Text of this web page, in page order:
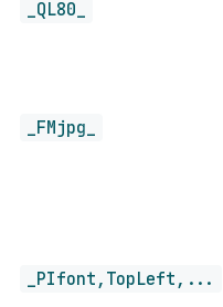
_QL80_
_FMjpg_
_PIfont,TopLeft,...